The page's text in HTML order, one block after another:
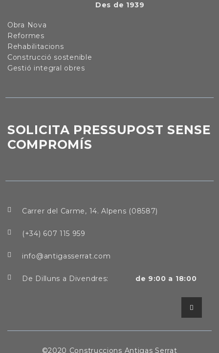
Des de 1939
Obra Nova
Reformes
Rehabilitacions
Construcció sostenible
Gestió integral obres
SOLICITA PRESSUPOST SENSE
COMPROMÍS
Carrer del Carme, 14. Alpens (08587)
(+34) 607 115 959
info@antigasserrat.com
De Dilluns a Divendres: de 9:00 a 18:00
©2020 Construccions Antigas Serrat